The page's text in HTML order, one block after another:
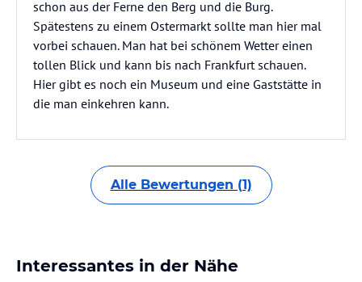
schon aus der Ferne den Berg und die Burg.
Spätestens zu einem Ostermarkt sollte man hier mal
vorbei schauen. Man hat bei schönem Wetter einen
tollen Blick und kann bis nach Frankfurt schauen.
Hier gibt es noch ein Museum und eine Gaststätte in
die man einkehren kann.
Alle Bewertungen (1)
Interessantes in der Nähe